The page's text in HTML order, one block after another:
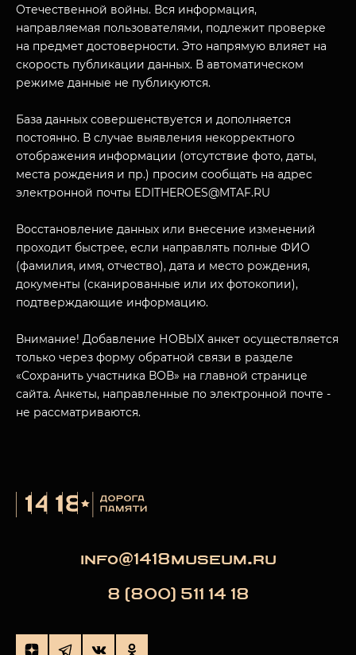
МУЗЕЙНЫЙ КОМПЛЕКС
ПОСЕТИТЕЛЯМ
О НАС
НАЗАД
Отечественной войны. Вся информация,
направляемая пользователями, подлежит проверке
на предмет достоверности. Это напрямую влияет на
скорость публикации данных. В автоматическом
режиме данные не публикуются.
База данных совершенствуется и дополняется
постоянно. В случае выявления некорректного
отображения информации (отсутствие фото, даты,
места рождения и пр.) просим сообщать на адрес
электронной почты EDITHEROES@MTAF.RU
Восстановление данных или внесение изменений
проходит быстрее, если направлять полные ФИО
(фамилия, имя, отчество), дата и место рождения,
документы (сканированные или их фотокопии),
подтверждающие информацию.
Внимание! Добавление НОВЫХ анкет осуществляется
только через форму обратной связи в разделе
«Сохранить участника ВОВ» на главной странице
сайта. Анкеты, направленные по электронной почте -
не рассматриваются.
info@1418museum.ru
8 (800) 511 14 18